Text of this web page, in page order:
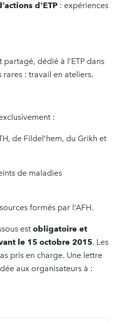
d’ETP : expériences
dédié à l’ETP dans
: travail en ateliers.
:
de Fildel’hem, du Grikh et
de maladies
formés par l’AFH.
est obligatoire et
le 15 octobre 2015. Les
pris en charge. Une lettre
aux organisateurs à :